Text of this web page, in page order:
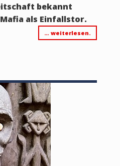
bekannt
als Einfallstor.
… weiterlesen.